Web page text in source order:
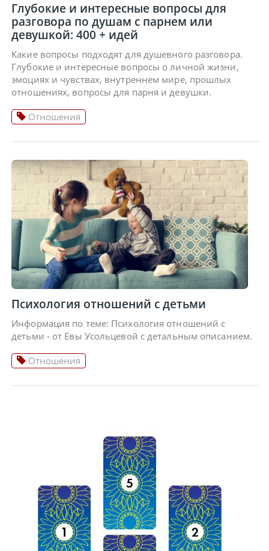
Глубокие и интересные вопросы для
разговора по душам с парнем или
девушкой: 400 + идей
Какие вопросы подходят для душевного разговора.
Глубокие и интересные вопросы о личной жизни,
эмоциях и чувствах, внутреннем мире, прошлых
отношениях, вопросы для парня и девушки.
Отношения
Психология отношений с детьми
Информация по теме: Психология отношений с
детьми - от Евы Усольцевой с детальным описанием.
Отношения